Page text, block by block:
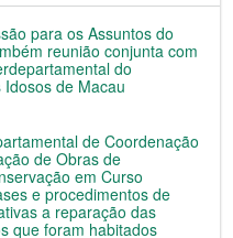
para os Assuntos do
reunião conjunta com
do
de Macau
de Coordenação
de Obras de
em Curso
e procedimentos de
a reparação das
que foram habitados